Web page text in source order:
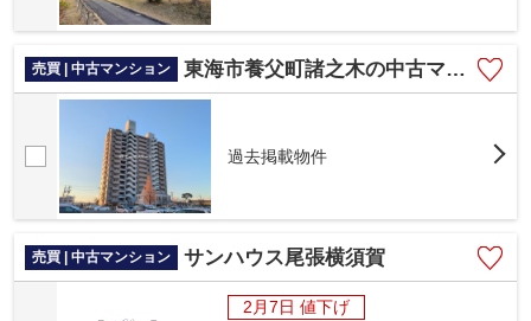
売買 | 中古マンション 東海市養父町諸之木の中古マンション
過去掲載物件
売買 | 中古マンション サンハウス尾張横須賀
2月7日 値下げ